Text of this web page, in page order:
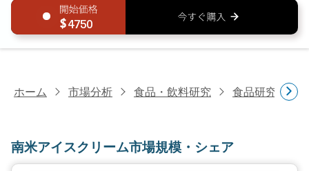
4750
ホーム 市場分析 食品・飲料研究 食品研究
南米アイスクリーム市場規模・シェア